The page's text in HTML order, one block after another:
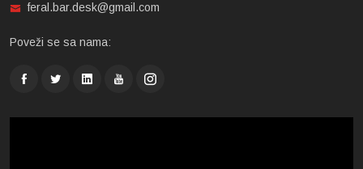
feral.bar.desk@gmail.com
Poveži se sa nama: